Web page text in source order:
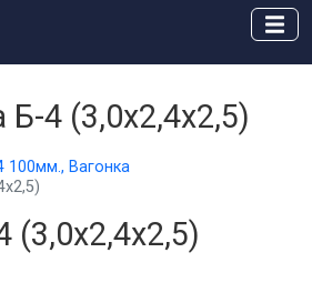
4 (3,0х2,4х2,5)
100мм., Вагонка
(3,0х2,4х2,5)